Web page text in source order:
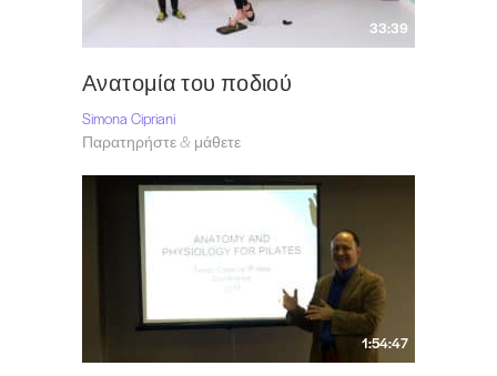
33:39
Ανατομία του ποδιού
Simona Cipriani
Παρατηρήστε & μάθετε
1:54:47